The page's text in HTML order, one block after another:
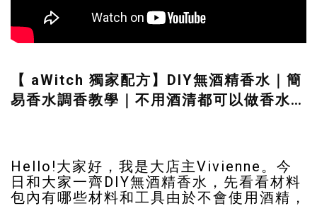
【 aWitch 獨家配方】DIY無酒精香水｜簡
易香水調香教學｜不用酒清都可以做香水？
Hello!大家好，我是大店主Vivienne。今
日和大家一齊DIY無酒精香水，先看看材料
包內有哪些材料和工具由於不會使用酒精，